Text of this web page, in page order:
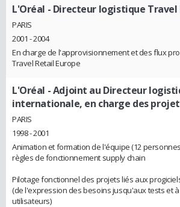
L'Oréal - Directeur logistique Travel
PARIS
2001 - 2004
En charge de l'approvisionnement et des flux
Travel Retail Europe
L'Oréal - Adjoint au Directeur
internationale, en charge des
PARIS
1998 - 2001
Animation et formation de l'équipe (12
règles de fonctionnement supply chain
Pilotage fonctionnel des projets liés aux
(de l'expression des besoins jusqu'aux tests et
utilisateurs)